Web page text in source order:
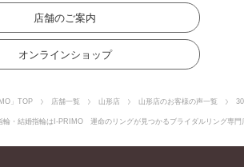
店舗のご案内
オンラインショップ
」TOP 店舗一覧 山形店 山形店のお客様の声一覧
輪・結婚指輪はI-PRIMO 運命のリングが見つかるブライダルリング専